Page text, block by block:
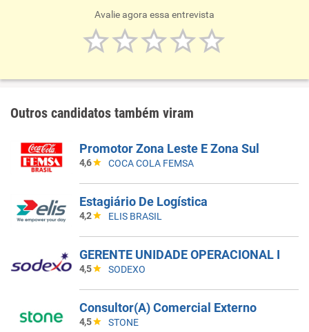
Avalie agora essa entrevista
Outros candidatos também viram
Promotor Zona Leste E Zona Sul
4,6 COCA COLA FEMSA
Estagiário De Logística
4,2 ELIS BRASIL
GERENTE UNIDADE OPERACIONAL I
4,5 SODEXO
Consultor(A) Comercial Externo
4,5 STONE